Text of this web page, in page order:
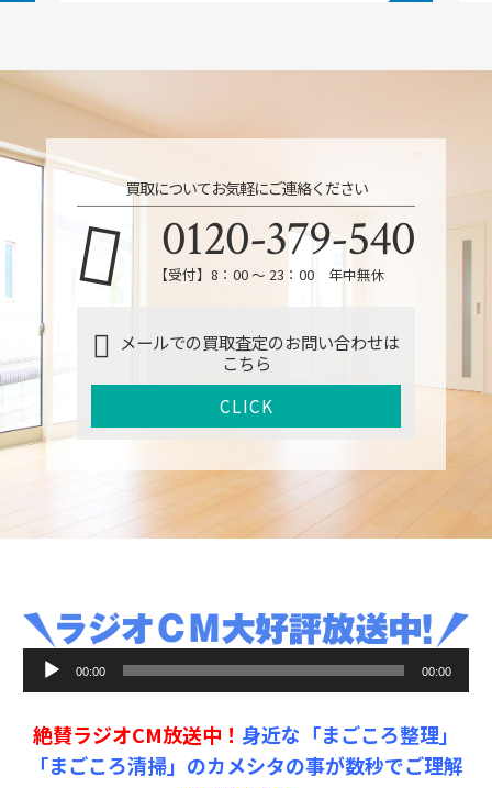
買取についてお気軽にご連絡ください
0120-379-540
【受付】8：00 ～ 23：00 年中無休
メールでの買取査定のお問い合わせは
こちら
CLICK
レ
00:00 00:00
絶賛ラジオCM放送中！ 身近な「まごころ整理」
「まごころ清掃」のカメシタの事が数秒でご理解